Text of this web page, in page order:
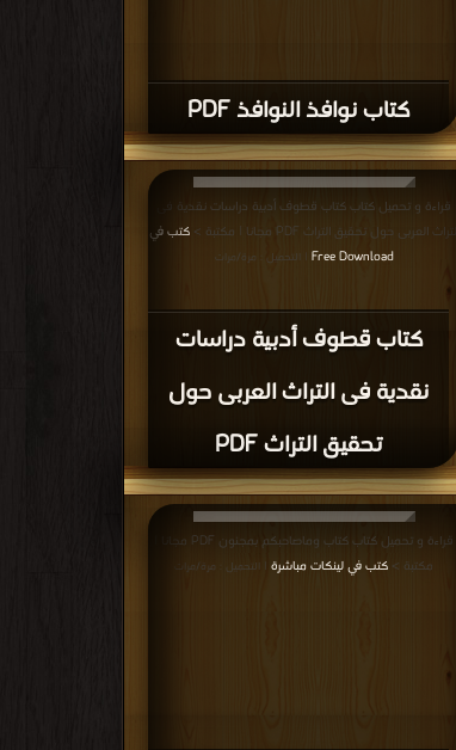
كتاب نوافذ النوافذ PDF
كتاب قطوف أدبية دراسات
نقدية فى التراث العربى حول
تحقيق التراث PDF
قراءة و تحميل كتاب كتاب قطوف أدبية دراسات نقدية فى
التراث العربى حول تحقيق التراث PDF مجانا | مكتبة >
كتب في
Free Download | التحميل : مرة/مرات
قراءة و تحميل كتاب كتاب وماصاحبكم بمجنون PDF مجانا |
مكتبة > كتب في لينكات مباشرة | التحميل : مرة/مرات